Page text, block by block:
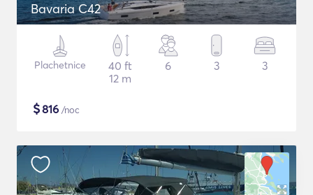
Bavaria C42
Plachetnice
40 ft
12 m
6 3 3
$816 /noc